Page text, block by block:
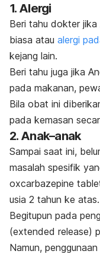
1. Alergi
Beri tahu dokter
biasa atau alergi
kejang lain.
Beri tahu juga jika
pada makanan,
Bila obat ini
pada kemasan
2. Anak–anak
Sampai saat ini,
masalah spesifik
oxcarbazepine
usia 2 tahun ke atas.
Begitupun pada
(extended release)
Namun,